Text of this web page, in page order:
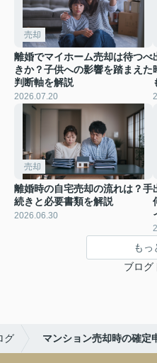
売却
離婚でマイホーム売却は待つべ
きか？子供への影響を踏まえた
判断軸を解説
2026.07.20
売却
離婚時の自宅売却の流れは？手
続きと必要書類を解説
2026.06.30
もっ
ブログ
グ マンション売却時の確定